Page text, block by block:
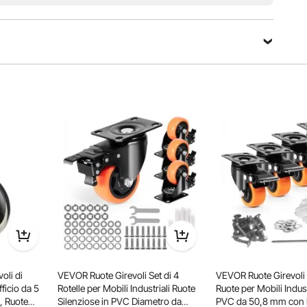
one-shot! Scivolano così furtivamente che non ti
Sono piuttosto delicati sui pavimenti.
Ordina per： Domande in evidenza
ruota o su tutte e 4 le ruote
il prodotto fino a destinazione.
di
da 5
Ruote
VEVOR Ruote Girevoli Set di 4
Rotelle per Mobili Industriali Ruote
Silenziose in PVC Diametro da
VEVOR Ruote
Ruote per Mobili
PVC da 50,8 mm con